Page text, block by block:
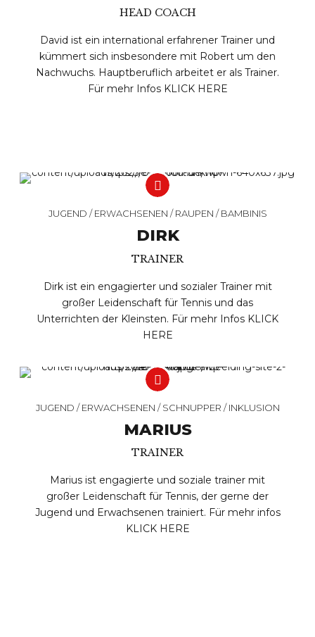
HEAD COACH
David ist ein international erfahrener Trainer und
kümmert sich insbesondere mit Robert um den
Nachwuchs. Hauptberuflich arbeitet er als Trainer.
Für mehr Infos KLICK HERE
JUGEND / ERWACHSENEN / RAUPEN / BAMBINIS
DIRK
TRAINER
Dirk ist ein engagierter und sozialer Trainer mit
großer Leidenschaft für Tennis und das
Unterrichten der Kleinsten. Für mehr Infos KLICK
HERE
JUGEND / ERWACHSENEN / SCHNUPPER / INKLUSION
MARIUS
TRAINER
Marius ist engagierte und soziale trainer mit
großer Leidenschaft für Tennis, der gerne der
Jugend und Erwachsenen trainiert. Für mehr infos
KLICK HERE